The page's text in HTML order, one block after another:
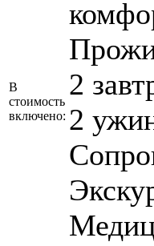
В
стоимость
включено:
2
2